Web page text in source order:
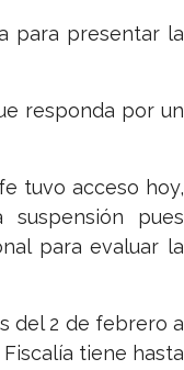
para presentar la
responda por un
tuvo acceso hoy,
pues
para evaluar la
del 2 de febrero a
tiene hasta